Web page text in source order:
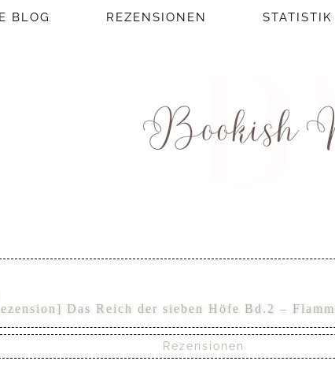
BLOG REZENSIONEN STATISTIK
ezension] Das Reich der sieben Höfe Bd.2 –
Rezensionen